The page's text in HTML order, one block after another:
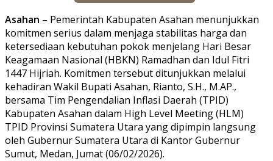
Asahan – Pemerintah Kabupaten Asahan menunjukkan
komitmen serius dalam menjaga stabilitas harga dan
ketersediaan kebutuhan pokok menjelang Hari Besar
Keagamaan Nasional (HBKN) Ramadhan dan Idul Fitri
1447 Hijriah. Komitmen tersebut ditunjukkan melalui
kehadiran Wakil Bupati Asahan, Rianto, S.H., M.AP.,
bersama Tim Pengendalian Inflasi Daerah (TPID)
Kabupaten Asahan dalam High Level Meeting (HLM)
TPID Provinsi Sumatera Utara yang dipimpin langsung
oleh Gubernur Sumatera Utara di Kantor Gubernur
Sumut, Medan, Jumat (06/02/2026).